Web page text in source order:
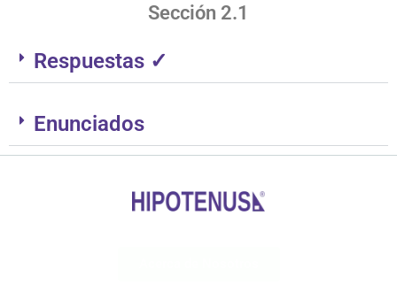
Sección 2.1
Respuestas ✓
Enunciados